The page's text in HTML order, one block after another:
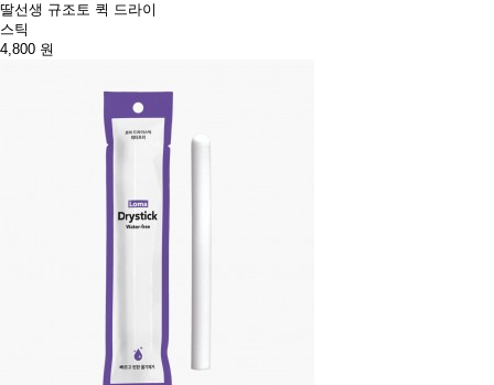
딸선생 규조토 퀵 드라이
스틱
4,800 원